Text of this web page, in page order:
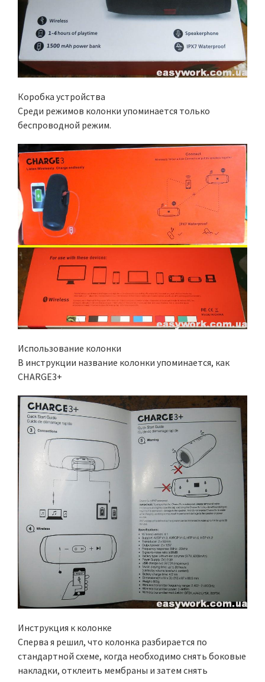
Коробка устройства
Среди режимов колонки упоминается только
беспроводной режим.
Использование колонки
В инструкции название колонки упоминается, как
CHARGE3+
Инструкция к колонке
Сперва я решил, что колонка разбирается по
стандартной схеме, когда необходимо снять боковые
накладки, отклеить мембраны и затем снять